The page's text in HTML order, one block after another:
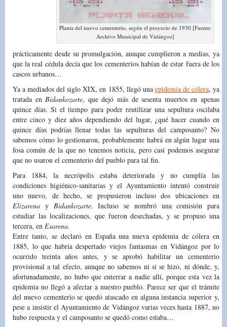
Planta del nuevo cementerio, según el proyecto de 1930 [Fuente:
Archivo Municipal de Vidángoz]
prácticamente desde su promulgación, aunque cumplieron a medias, ya
que la real cédula decía que los cementerios habían de estar fuera de los
cascos urbanos…
Ya a mediados del siglo XIX, en 1855, llegó una epidemia de cólera, ya
tratada enBidankozarte, que dejó más de sesenta muertos en apenas
quince días. Si el tiempo para poder reutilizar una sepultura oscilaba
entre cinco y diez años dependiendo del lugar, ¿qué hacer cuando en
quince días podrías llenar todas las sepulturas del camposanto? No
sabemos cómo lo gestionaron, probablemente habrá en algún lugar una
fosa común de la que no tenemos noticia, pero casi podemos asegurar
que no usaron el cementerio del pueblo para tal fin.
Para 1884, la necrópolis estaba deteriorada y no cumplía las
condiciones higiénico-sanitarias y el Ayuntamiento intentó construir
uno nuevo, de hecho, se propusieron incluso dos ubicaciones en
Elizarena y Bidankozarte. Incluso se nombró una comisión para
estudiar las localizaciones, que fueron desechadas, y se propuso una
tercera, en Esarena.
Entre tanto, se declaró en España una nueva epidemia de cólera en
1885, lo que habría despertado viejos fantasmas en Vidángoz por lo
ocurrido treinta años antes, y se aprobó habilitar un cementerio
provisional a tal efecto, aunque no sabemos ni si se hizo, ni dónde, y,
afortunadamente, no hubo que enterrar a nadie allí, porque esta vez la
epidemia no llegó a afectar a nuestro pueblo. Parece ser que el trámite
del nuevo cementerio se quedó atascado en alguna instancia superior y,
pese a insistir el Ayuntamiento de Vidángoz varias veces hasta 1887, no
hubo respuesta y el camposanto se quedó como estaba…